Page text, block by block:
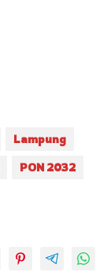
Lampung
PON 2032